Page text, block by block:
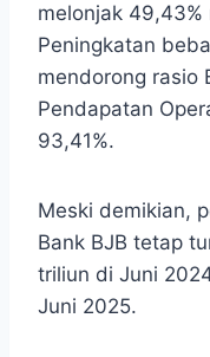
melonjak
Peningkatan
mendorong rasio
Pendapatan
93,41%.
Meski demikian,
Bank BJB tetap
triliun di Juni
Juni 2025.